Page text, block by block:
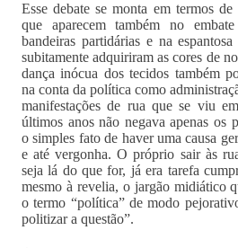
Esse debate se monta em termos de
que aparecem também no
bandeiras partidárias e na
subitamente adquiriram as cores de
dança inócua dos tecidos também
na conta da política como
manifestações de rua que se viu
últimos anos não negava apenas os
o simples fato de haver uma causa
e até vergonha. O próprio sair às
seja lá do que for, já era tarefa
mesmo à revelia, o jargão midiático
o termo “política” de modo
politizar a questão”.